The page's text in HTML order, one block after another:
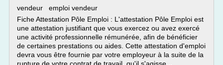
vendeur emploi vendeur
Fiche Attestation Pôle Emploi : L'attestation Pôle Emploi est
une attestation justifiant que vous exercez ou avez exercé
une activité professionnelle rémunérée, afin de bénéficier
de certaines prestations ou aides. Cette attestation d'emploi
devra vous être fournie par votre employeur à la suite de la